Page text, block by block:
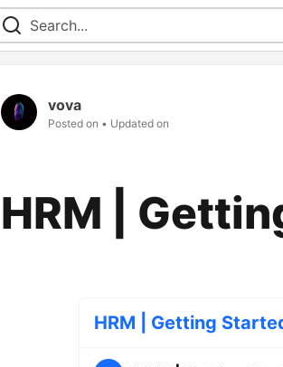
vova
Posted on • Updated on
HRM |
HRM | Getting